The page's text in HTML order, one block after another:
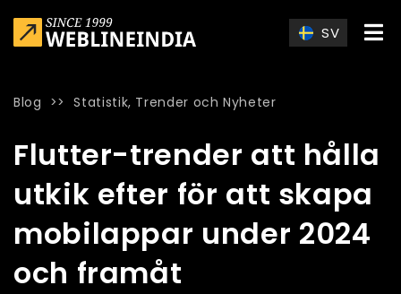
SV
Blog >>Statistik, Trender och Nyheter
Flutter-trender att hålla
utkik efter för att skapa
mobilappar under 2024
och framåt